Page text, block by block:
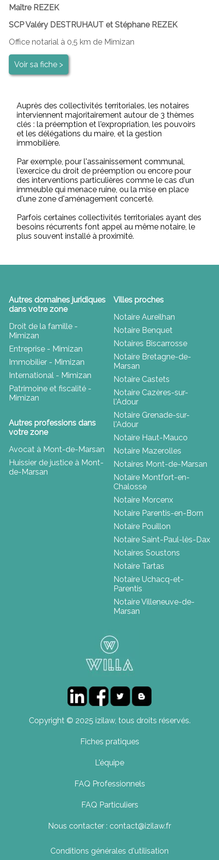
Maître REZEK
SCP Valéry DESTRUHAUT et Stéphane REZEK
Office notarial à 0,5 km de Mimizan
Voir sa fiche >
Auprès des collectivités territoriales, les notaires
interviennent majoritairement autour de 3 thèmes
clés : la préemption et l'expropriation, les pouvoirs
et les délégations du maire, et la gestion
immobilière.
Par exemple, pour l'assainissement communal,
l'exercice du droit de préemption ou encore pour
des interventions particulières comme le cas d'un
immeuble qui menace ruine, ou la mise en place
d'une zone d'aménagement concerté.
Parfois certaines collectivités territoriales ayant des
besoins récurrents font appel au même notaire, le
plus souvent installé à proximité.
Autres domaines juridiques
dans votre zone
Droit de la famille -
Mimizan
Entreprise - Mimizan
Immobilier - Mimizan
International - Mimizan
Patrimoine et fiscalité -
Mimizan
Autres professions dans
votre zone
Avocat à Mont-de-Marsan
Huissier de justice à Mont-
de-Marsan
Villes proches
Notaire Aureilhan
Notaire Benquet
Notaires Biscarrosse
Notaire Bretagne-de-
Marsan
Notaire Castets
Notaire Cazères-sur-
l'Adour
Notaire Grenade-sur-
l'Adour
Notaire Haut-Mauco
Notaire Mazerolles
Notaires Mont-de-Marsan
Notaire Montfort-en-
Chalosse
Notaire Morcenx
Notaire Parentis-en-Born
Notaire Pouillon
Notaire Saint-Paul-lès-Dax
Notaires Soustons
Notaire Tartas
Notaire Uchacq-et-
Parentis
Notaire Villeneuve-de-
Marsan
Copyright © 2025 izilaw, tous droits réservés.
Fiches pratiques
L'équipe
FAQ Professionnels
FAQ Particuliers
Nous contacter : contact@izilaw.fr
Conditions générales d'utilisation